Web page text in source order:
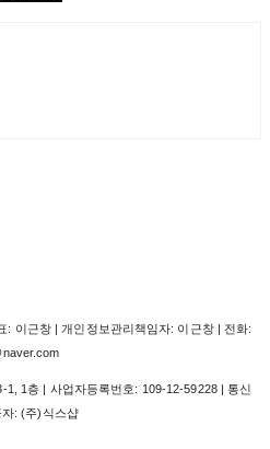
: 이근창 | 개인정보관리책임자: 이근창 | 전화:
1, 1층 | 사업자등록번호: 109-12-59228| 통신
: (주)식스샵